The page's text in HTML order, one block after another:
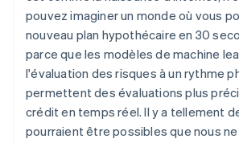
pouvez imaginer un monde où vous
nouveau plan hypothécaire en 30
parce que les modèles de machine
l'évaluation des risques à un rythme
permettent des évaluations plus
crédit en temps réel. Il y a tellement
pourraient être possibles que nous